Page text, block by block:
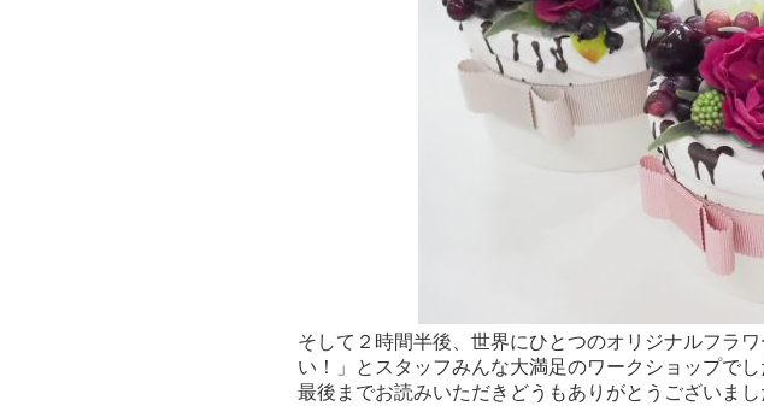
そして２時間半後、世界にひとつのオリジナルフラ
い！」とスタッフみんな大満足のワークショップでし
最後までお読みいただきどうもありがとうございまし